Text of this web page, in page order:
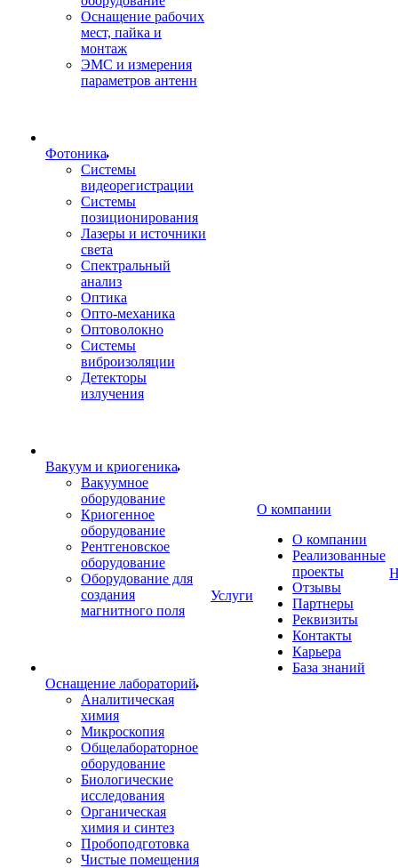
Оснащение рабочих
мест, пайка и
монтаж
ЭМС и измерения
параметров антенн
Фотоника
Cистемы
видеорегистрации
Системы
позиционирования
Лазеры и источники
света
Спектральный
анализ
Оптика
Опто-механика
Оптоволокно
Системы
виброизоляции
Детекторы
излучения
Вакуум и криогеника
Вакуумное
оборудование
Криогенное
оборудование
Рентгеновское
оборудование
Оборудование для
создания
магнитного поля
Оснащение лабораторий
Аналитическая
химия
Микроскопия
Общелабораторное
оборудование
Биологические
исследования
Органическая
химия и синтез
Пробоподготовка
Чистые помещения
Услуги
О компании
О компании
Реализованные
проекты
Отзывы
Партнеры
Реквизиты
Контакты
Карьера
База знаний